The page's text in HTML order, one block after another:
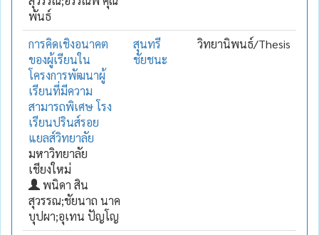
พันธ์
การคิดเชิงอนาคต
ของผู้เรียนใน
โครงการพัฒนาผู้
เรียนที่มีความ
สามารถพิเศษ โรง
เรียนปรินส์รอย
แยลส์วิทยาลัย
มหาวิทยาลัย
เชียงใหม่
พนิดา สิน
สุวรรณ;ชัยนาถ นาค
บุปผา;อุเทน ปัญโญ
สุนทรี
ชัยชนะ
วิทยานิพนธ์/Thesis